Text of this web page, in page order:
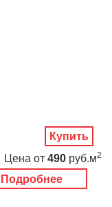
Подробнее
Цена от 490 руб.м2
Купить